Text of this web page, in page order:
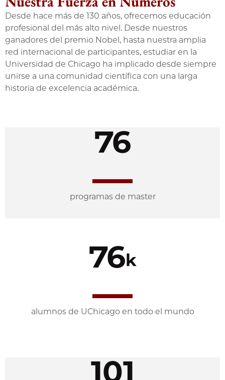
Desde hace más de 130 años, ofrecemos educación
profesional del más alto nivel. Desde nuestros
ganadores del premio Nobel, hasta nuestra amplia
red internacional de participantes, estudiar en la
Universidad de Chicago ha implicado desde siempre
unirse a una comunidad científica con una larga
historia de excelencia académica.
76
programas de master
76k
alumnos de UChicago en todo el mundo
101